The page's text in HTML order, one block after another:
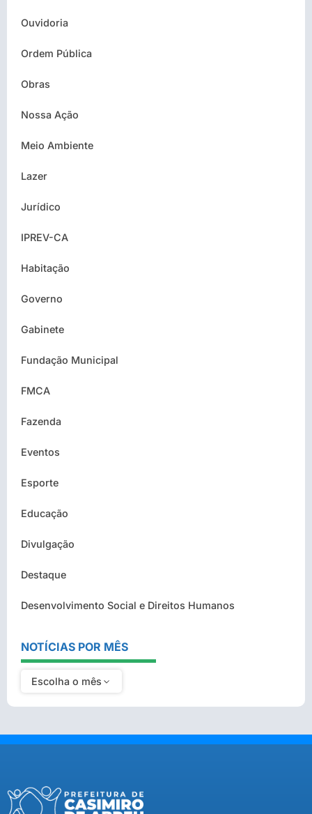
Ouvidoria
Ordem Pública
Obras
Nossa Ação
Meio Ambiente
Lazer
Jurídico
IPREV-CA
Habitação
Governo
Gabinete
Fundação Municipal
FMCA
Fazenda
Eventos
Esporte
Educação
Divulgação
Destaque
Desenvolvimento Social e Direitos Humanos
NOTÍCIAS POR MÊS
Escolha o mês